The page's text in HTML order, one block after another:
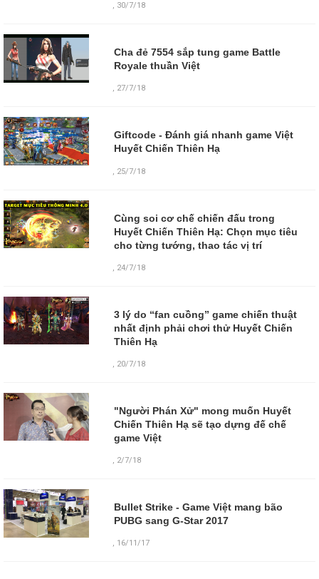
, 30/7/18
Cha đẻ 7554 sắp tung game Battle
Royale thuần Việt
, 27/7/18
Giftcode - Đánh giá nhanh game Việt
Huyết Chiến Thiên Hạ
25/7/18
Cùng soi cơ chế chiến đấu trong
Huyết Chiến Thiên Hạ: Chọn mục tiêu
cho từng tướng, thao tác vị trí
, 24/7/18
3 lý do “fan cuồng” game chiến thuật
nhất định phải chơi thử Huyết Chiến
Thiên Hạ
, 20/7/18
"Người Phán Xử" mong muốn Huyết
Chiến Thiên Hạ sẽ tạo dựng đế chế
game Việt
, 2/7/18
Bullet Strike - Game Việt mang bão
PUBG sang G-Star 2017
, 16/11/17